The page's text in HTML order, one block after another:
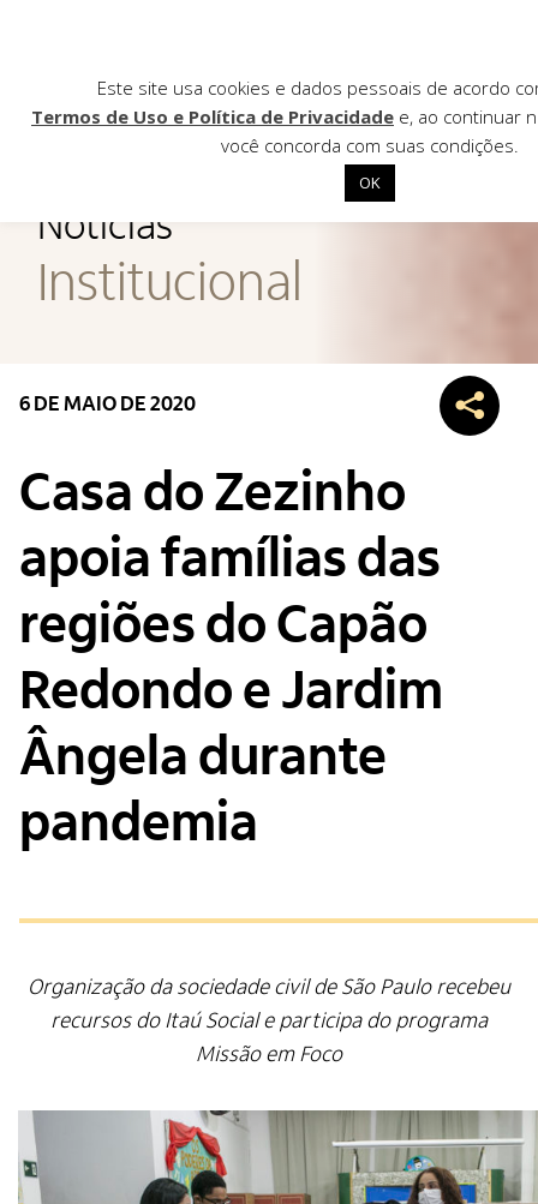
Início
Institucional
Contato
Notícias
Institucional
6 DE MAIO DE 2020
Casa do Zezinho
apoia famílias das
regiões do Capão
Redondo e Jardim
Ângela durante
pandemia
Organização da sociedade civil de São Paulo recebeu
recursos do Itaú Social e participa do programa
Missão em Foco
Este site usa cookies e dados pessoais de acordo
Termos de Uso e Política de Privacidade e, ao continuar
você concorda com suas condições.
OK